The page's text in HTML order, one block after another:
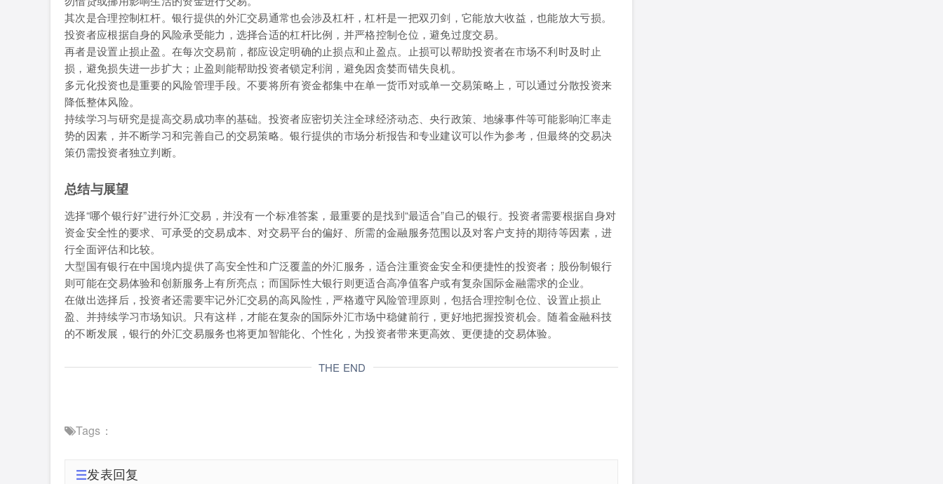
其次是合理控制杠杆。银行提供的外汇交易通常也会涉及杠杆，杠杆是一把双刃剑，它能放大收益，也能放大亏损。
投资者应根据自身的风险承受能力，选择合适的杠杆比例，并严格控制仓位，避免过度交易。
再者是设置止损止盈。在每次交易前，都应设定明确的止损点和止盈点。止损可以帮助投资者在市场不利时及时止
损，避免损失进一步扩大；止盈则能帮助投资者锁定利润，避免因贪婪而错失良机。
多元化投资也是重要的风险管理手段。不要将所有资金都集中在单一货币对或单一交易策略上，可以通过分散投资来
降低整体风险。
持续学习与研究是提高交易成功率的基础。投资者应密切关注全球经济动态、央行政策、地缘事件等可能影响汇率走
势的因素，并不断学习和完善自己的交易策略。银行提供的市场分析报告和专业建议可以作为参考，但最终的交易决
策仍需投资者独立判断。
总结与展望
选择“哪个银行好”进行外汇交易，并没有一个标准答案，最重要的是找到“最适合”自己的银行。投资者需要根据自身对
资金安全性的要求、可承受的交易成本、对交易平台的偏好、所需的金融服务范围以及对客户支持的期待等因素，进
行全面评估和比较。
大型国有银行在中国境内提供了高安全性和广泛覆盖的外汇服务，适合注重资金安全和便捷性的投资者；股份制银行
则可能在交易体验和创新服务上有所亮点；而国际性大银行则更适合高净值客户或有复杂国际金融需求的企业。
在做出选择后，投资者还需要牢记外汇交易的高风险性，严格遵守风险管理原则，包括合理控制仓位、设置止损止
盈、并持续学习市场知识。只有这样，才能在复杂的国际外汇市场中稳健前行，更好地把握投资机会。随着金融科技
的不断发展，银行的外汇交易服务也将更加智能化、个性化，为投资者带来更高效、更便捷的交易体验。
THE END
Tags：
发表回复